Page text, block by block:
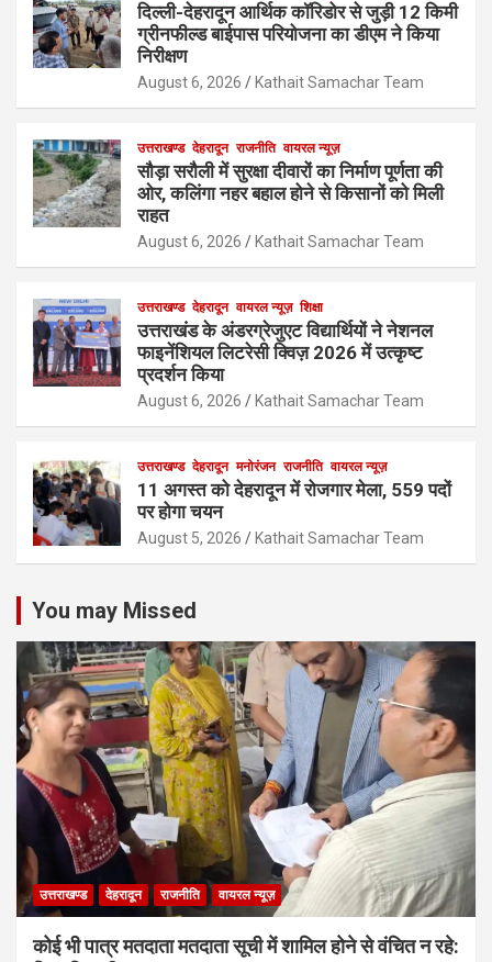
दिल्ली-देहरादून आर्थिक कॉरिडोर से जुड़ी 12 किमी
ग्रीनफील्ड बाईपास परियोजना का डीएम ने किया
निरीक्षण
August 6, 2026 Kathait Samachar Team
उत्तराखण्ड देहरादून राजनीति वायरल न्यूज़
सौड़ा सरौली में सुरक्षा दीवारों का निर्माण पूर्णता की
ओर, कलिंगा नहर बहाल होने से किसानों को मिली
राहत
August 6, 2026 Kathait Samachar Team
उत्तराखण्ड देहरादून वायरल न्यूज़ शिक्षा
उत्तराखंड के अंडरग्रेजुएट विद्यार्थियों ने नेशनल
फाइनेंशियल लिटरेसी क्विज़ 2026 में उत्कृष्ट
प्रदर्शन किया
August 6, 2026 Kathait Samachar Team
उत्तराखण्ड देहरादून मनोरंजन राजनीति वायरल न्यूज़
11 अगस्त को देहरादून में रोजगार मेला, 559 पदों
पर होगा चयन
August 5, 2026 Kathait Samachar Team
You may Missed
उत्तराखण्ड देहरादून राजनीति वायरल न्यूज़
कोई भी पात्र मतदाता मतदाता सूची में शामिल होने से वंचित न रहे: